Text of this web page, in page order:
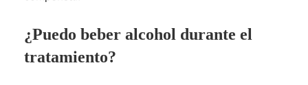
¿Puedo beber alcohol durante el
tratamiento?